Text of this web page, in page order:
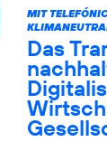
MIT
Das